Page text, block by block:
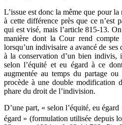
L’issue est donc la même que pour
à cette différence près que ce n’est
qui est visé, mais l’article 815-13.
manière dont la Cour rend
lorsqu’un indivisaire a avancé de ses
à la conservation d’un bien
selon l’équité et eu égard à ce
augmentée au temps du partage
procède à une double modification
phare du droit de l’indivision.
D’une part, « selon l’équité, eu
égard » (formulation utilisée depuis